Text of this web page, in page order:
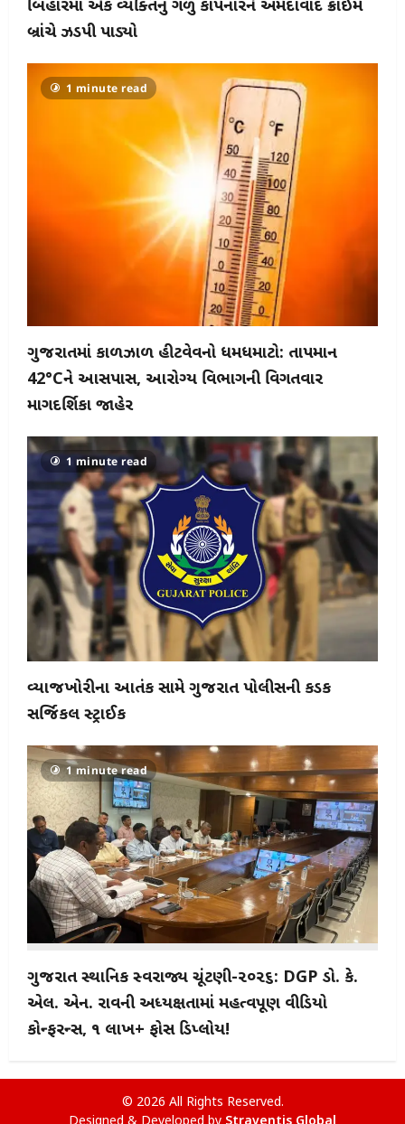
બિહારમાં એક વ્યક્તિનું ગળું કાપનારને અમદાવાદ ક્રાઈમ
બ્રાંચે ઝડપી પાડ્યો
1 minute read
ગુજરાતમાં કાળઝાળ હીટવેવનો ધમધમાટો: તાપમાન
42°Cને આસપાસ, આરોગ્ય વિભાગની વિગતવાર
માર્ગદર્શિકા જાહેર
1 minute read
વ્યાજખોરીના આતંક સામે ગુજરાત પોલીસની કડક
સર્જિકલ સ્ટ્રાઈક
1 minute read
ગુજરાત સ્થાનિક સ્વરાજ્ય ચૂંટણી-૨૦૨૬: DGP ડો. કે.
એલ. એન. રાવની અધ્યક્ષતામાં મહત્વપૂર્ણ વીડિયો
કોન્ફરન્સ, ૧ લાખ+ ફોર્સ ડિપ્લોય!
© 2026 All Rights Reserved.